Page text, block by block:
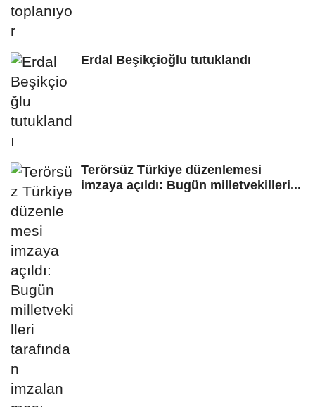
Erdal Beşikçioğlu tutuklandı
Terörsüz Türkiye düzenlemesi
imzaya açıldı: Bugün milletvekilleri...